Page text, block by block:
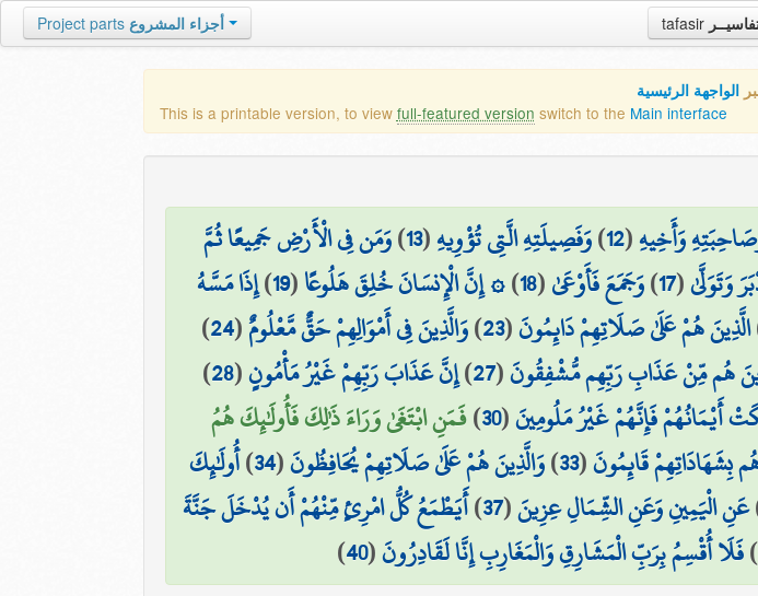
tafasir
Project parts أجزاء المشروع
الواجهة الرئيسية
This is a printable version, to view full-featured version switch to the Main interface
وَأَخِيهِ(
12
)وَفَصِيلَتِهِ الَّتِي تُؤْوِيهِ(
13
)وَمَن فِي الْأَرْضِ جَمِيعًا ثُمَّ
وَتَوَلَّىٰ(
17
)وَجَمَعَ فَأَوْعَىٰ(
18
)۞ إِنَّ الْإِنسَانَ خُلِقَ هَلُوعًا(
19
)إِذَا مَسَّهُ
الَّذِينَ هُمْ عَلَىٰ صَلَاتِهِمْ دَائِمُونَ(
23
)وَالَّذِينَ فِي أَمْوَالِهِمْ حَقٌّ مَّعْلُومٌ(
24
)
هُم مِّنْ عَذَابِ رَبِّهِم مُّشْفِقُونَ(
27
)إِنَّ عَذَابَ رَبِّهِمْ غَيْرُ مَأْمُونٍ(
28
)
أَيْمَانُهُمْ فَإِنَّهُمْ غَيْرُ مَلُومِينَ(
30
)فَمَنِ ابْتَغَىٰ وَرَاءَ ذَٰلِكَ فَأُولَٰئِكَ هُمُ
بِشَهَادَاتِهِمْ قَائِمُونَ(
33
)وَالَّذِينَ هُمْ عَلَىٰ صَلَاتِهِمْ يُحَافِظُونَ(
34
)أُولَٰئِكَ
عَنِ الْيَمِينِ وَعَنِ الشِّمَالِ عِزِينَ(
37
)أَيَطْمَعُ كُلُّ امْرِئٍ مِّنْهُمْ أَن يُدْخَلَ جَنَّةَ
)فَلَا أُقْسِمُ بِرَبِّ الْمَشَارِقِ وَالْمَغَارِبِ إِنَّا لَقَادِرُونَ(
40
)